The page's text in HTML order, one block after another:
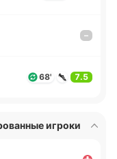
–
68' 7.5
игроки